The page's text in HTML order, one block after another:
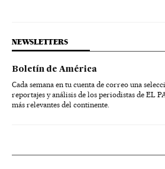
NEWSLETTERS
Boletín de América
Cada semana en tu cuenta de correo una
reportajes y análisis de los periodistas de EL
más relevantes del continente.